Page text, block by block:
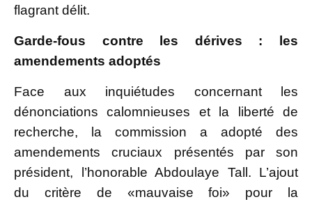
flagrant délit.
Garde-fous contre les dérives : les
amendements adoptés
Face aux inquiétudes concernant les
dénonciations calomnieuses et la liberté de
recherche, la commission a adopté des
amendements cruciaux présentés par son
président, l’honorable Abdoulaye Tall. L’ajout
du critère de «mauvaise foi» pour la